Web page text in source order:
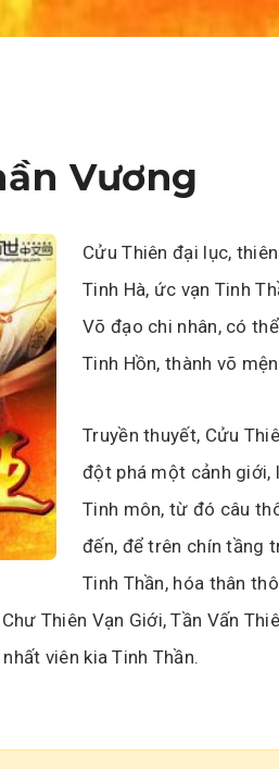
Vương
Cửu Thiên đại lục,
Tinh Hà, ức vạn Tinh
Võ đạo chi nhân, có
Tinh Hồn, thành võ
Truyền thuyết, Cửu
đột phá một cảnh giới,
Tinh môn, từ đó câu
đến, để trên chín tầng
Tinh Thần, hóa thân
Thiên Vạn Giới, Tần Vấn
viên kia Tinh Thần.